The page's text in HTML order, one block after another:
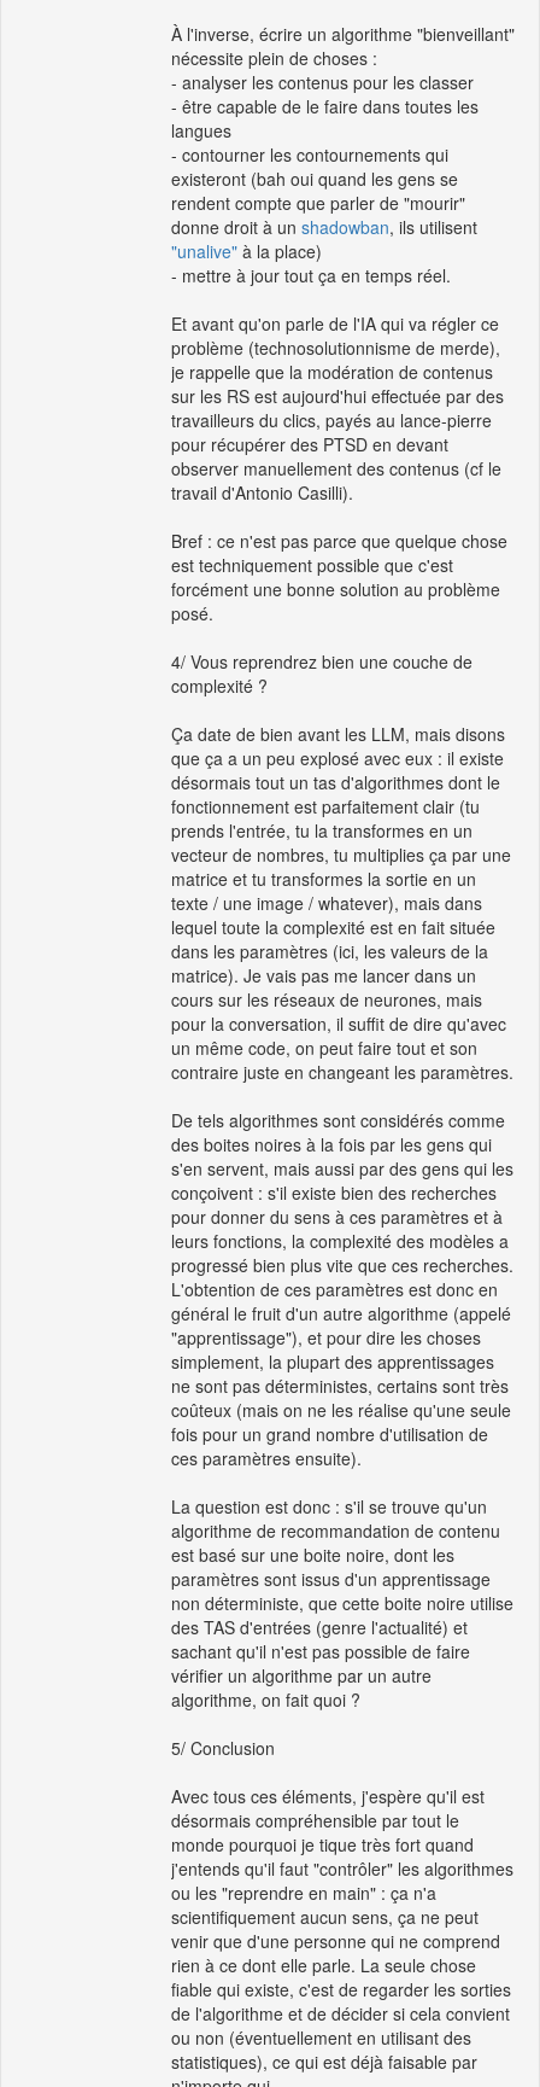
À l'inverse, écrire un algorithme "bienveillant"
nécessite plein de choses :
- analyser les contenus pour les classer
- être capable de le faire dans toutes les
langues
- contourner les contournements qui
existeront (bah oui quand les gens se
rendent compte que parler de "mourir"
donne droit à un shadowban, ils utilisent
"unalive" à la place)
- mettre à jour tout ça en temps réel.
Et avant qu'on parle de l'IA qui va régler ce
problème (technosolutionnisme de merde),
je rappelle que la modération de contenus
sur les RS est aujourd'hui effectuée par des
travailleurs du clics, payés au lance-pierre
pour récupérer des PTSD en devant
observer manuellement des contenus (cf le
travail d'Antonio Casilli).
Bref : ce n'est pas parce que quelque chose
est techniquement possible que c'est
forcément une bonne solution au problème
posé.
4/ Vous reprendrez bien une couche de
complexité ?
Ça date de bien avant les LLM, mais disons
que ça a un peu explosé avec eux : il existe
désormais tout un tas d'algorithmes dont le
fonctionnement est parfaitement clair (tu
prends l'entrée, tu la transformes en un
vecteur de nombres, tu multiplies ça par une
matrice et tu transformes la sortie en un
texte / une image / whatever), mais dans
lequel toute la complexité est en fait située
dans les paramètres (ici, les valeurs de la
matrice). Je vais pas me lancer dans un
cours sur les réseaux de neurones, mais
pour la conversation, il suffit de dire qu'avec
un même code, on peut faire tout et son
contraire juste en changeant les paramètres.
De tels algorithmes sont considérés comme
des boites noires à la fois par les gens qui
s'en servent, mais aussi par des gens qui les
conçoivent : s'il existe bien des recherches
pour donner du sens à ces paramètres et à
leurs fonctions, la complexité des modèles a
progressé bien plus vite que ces recherches.
L'obtention de ces paramètres est donc en
général le fruit d'un autre algorithme (appelé
"apprentissage"), et pour dire les choses
simplement, la plupart des apprentissages
ne sont pas déterministes, certains sont très
coûteux (mais on ne les réalise qu'une seule
fois pour un grand nombre d'utilisation de
ces paramètres ensuite).
La question est donc : s'il se trouve qu'un
algorithme de recommandation de contenu
est basé sur une boite noire, dont les
paramètres sont issus d'un apprentissage
non déterministe, que cette boite noire utilise
des TAS d'entrées (genre l'actualité) et
sachant qu'il n'est pas possible de faire
vérifier un algorithme par un autre
algorithme, on fait quoi ?
5/ Conclusion
Avec tous ces éléments, j'espère qu'il est
désormais compréhensible par tout le
monde pourquoi je tique très fort quand
j'entends qu'il faut "contrôler" les algorithmes
ou les "reprendre en main" : ça n'a
scientifiquement aucun sens, ça ne peut
venir que d'une personne qui ne comprend
rien à ce dont elle parle. La seule chose
fiable qui existe, c'est de regarder les sorties
de l'algorithme et de décider si cela convient
ou non (éventuellement en utilisant des
statistiques), ce qui est déjà faisable par